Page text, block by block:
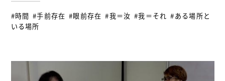
#時間 #手前存在 #眼前存在 #我＝汝 #我＝それ #ある場所と
いる場所